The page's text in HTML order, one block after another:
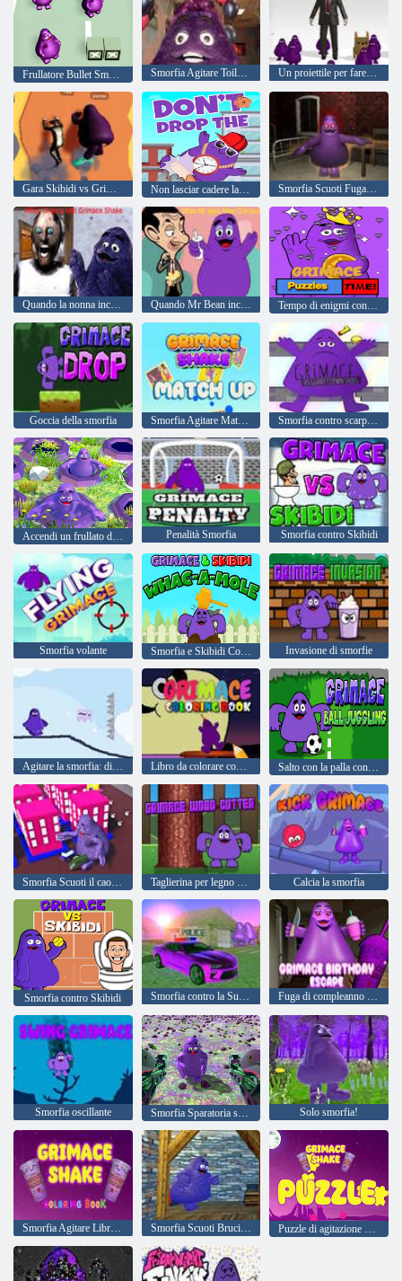
Smorfia Agitare Toilette Skibidi nascosta Un proiettile per fare una smorfia
Gara Skibidi vs Grimace Climber Non lasciar cadere la smorfia! Smorfia Scuoti Fuga Skibidi e Cameraman
Quando la nonna incontrò Grimace Shake Quando Mr Bean incontra Grimace Tempo di enigmi con le smorfie
Goccia della smorfia Smorfia Agitare Match Up
Penalità Smorfia Smorfia contro Skibidi
Smorfia volante Smorfia e Skibidi Colpisci la talpa Invasione di smorfie
Agitare la smorfia: disegna e cancella Libro da colorare con la smorfia Salto con la palla con smorfia
Calcia la smorfia
Smorfia contro Skibidi Smorfia contro la SuperCar della Polizia Fuga di compleanno con smorfia
Smorfia oscillante Smorfia Sparatoria sull'Isola Morta Solo smorfia!
Smorfia Scuoti Brucia o muori Puzzle di agitazione della smorfia